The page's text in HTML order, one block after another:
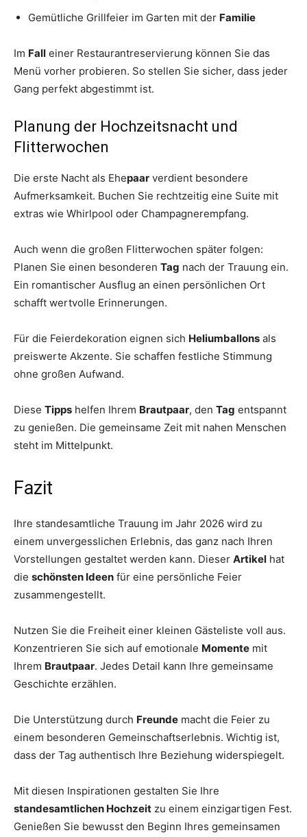
Gemütliche Grillfeier im Garten mit der Familie
Im Fall einer Restaurantreservierung können Sie das
Menü vorher probieren. So stellen Sie sicher, dass jeder
Gang perfekt abgestimmt ist.
Planung der Hochzeitsnacht und
Flitterwochen
Die erste Nacht als Ehepaar verdient besondere
Aufmerksamkeit. Buchen Sie rechtzeitig eine Suite mit
extras wie Whirlpool oder Champagnerempfang.
Auch wenn die großen Flitterwochen später folgen:
Planen Sie einen besonderen Tag nach der Trauung ein.
Ein romantischer Ausflug an einen persönlichen Ort
schafft wertvolle Erinnerungen.
Für die Feierdekoration eignen sich Heliumballons als
preiswerte Akzente. Sie schaffen festliche Stimmung
ohne großen Aufwand.
Diese Tipps helfen Ihrem Brautpaar, den Tag entspannt
zu genießen. Die gemeinsame Zeit mit nahen Menschen
steht im Mittelpunkt.
Fazit
Ihre standesamtliche Trauung im Jahr 2026 wird zu
einem unvergesslichen Erlebnis, das ganz nach Ihren
Vorstellungen gestaltet werden kann. Dieser Artikel hat
die schönsten Ideen für eine persönliche Feier
zusammengestellt.
Nutzen Sie die Freiheit einer kleinen Gästeliste voll aus.
Konzentrieren Sie sich auf emotionale Momente mit
Ihrem Brautpaar. Jedes Detail kann Ihre gemeinsame
Geschichte erzählen.
Die Unterstützung durch Freunde macht die Feier zu
einem besonderen Gemeinschaftserlebnis. Wichtig ist,
dass der Tag authentisch Ihre Beziehung widerspiegelt.
Mit diesen Inspirationen gestalten Sie Ihre
standesamtlichen Hochzeit zu einem einzigartigen Fest.
Genießen Sie bewusst den Beginn Ihres gemeinsamen